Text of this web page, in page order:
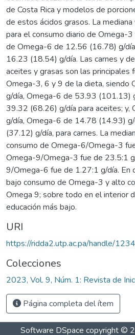
de Costa Rica y modelos de
de estos ácidos grasos. La
para el consumo diario de Omega-
de Omega-6 de 12.56 (16.78) g/
16.23 (18.54) g/día. Las carnes y
aceites y grasas son las principales
Omega-3, 6 y 9 de la dieta, siendo
g/día, Omega-6 de 53.93 (101.13)
39.32 (68.26) g/día para aceites;
g/día, Omega-6 de 14.78 (14.93)
(37.12) g/día, para carnes. La
consumo de Omega-6/Omega-3
Omega-9/Omega-3 fue de 23.5:1
9/Omega-6 fue de 1.27:1 g/día. En
bajo consumo de Omega-3 y alto
Omega 9; sobre todo en el interior
educación más bajo.
URI
https://ridda2.utp.ac.pa/handle/
Colecciones
2023, Vol. 9, Núm. 1: Revista de
Página completa del ítem
Software DSpace copyright ©